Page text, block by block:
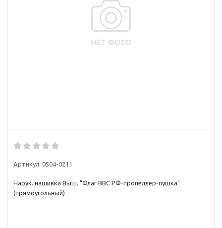
Артикул: 0504-0211
Нарук. нашивка Выш. "Флаг ВВС РФ-пропеллер-пушка"
(прямоугольный)